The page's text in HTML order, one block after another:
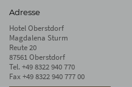
Adresse
Hotel Oberstdorf
Magdalena Sturm
Reute 20
87561 Oberstdorf
Tel. +49 8322 940 770
Fax +49 8322 940 777 00